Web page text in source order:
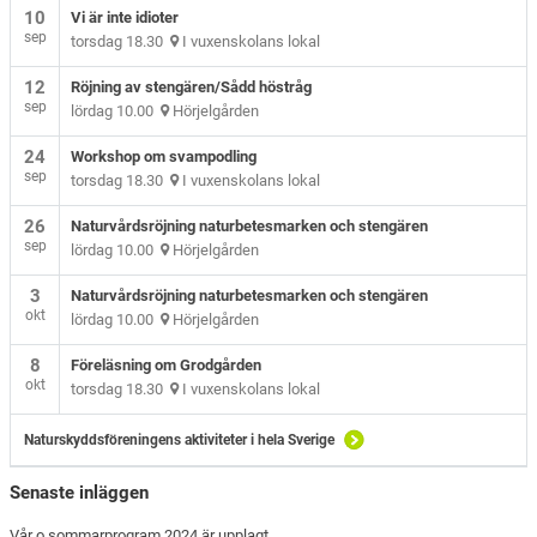
10
sep
Vi är inte idioter
torsdag 18.30 I vuxenskolans lokal
12
sep
Röjning av stengären/Sådd höstråg
lördag 10.00 Hörjelgården
24
sep
Workshop om svampodling
torsdag 18.30 I vuxenskolans lokal
26
sep
Naturvårdsröjning naturbetesmarken och stengären
lördag 10.00 Hörjelgården
3
okt
Naturvårdsröjning naturbetesmarken och stengären
lördag 10.00 Hörjelgården
8
okt
Föreläsning om Grodgården
torsdag 18.30 I vuxenskolans lokal
Naturskyddsföreningens aktiviteter i hela Sverige
Senaste inläggen